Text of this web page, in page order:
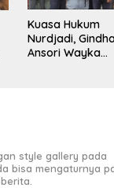
Kuasa Hukum
Nurdjadi,
Ansori Wayka
style gallery pada
bisa mengaturnya